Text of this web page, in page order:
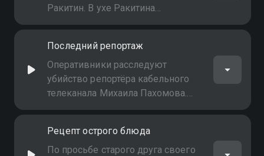
Ракитин. В ухе Ракитина
взорвался имплант
медицинской карте информации
об импланте нет, и со слухом у
Ракитина было всё в порядке
Последний репортаж
Оперативники расследуют
убийство репортёра кабельного
телеканала Михаила Пахомова.
Михаил собирался записать
дольщиках из недостроенного
дома. Хозяин компании
Рецепт острого блюда
По просьбе старого друга своего